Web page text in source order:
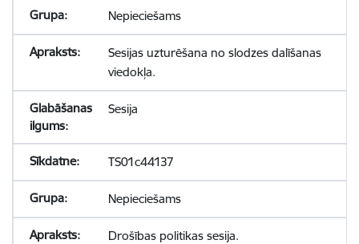
Nepieciešams
Sesijas uzturēšana no slodzes dalīšanas
viedokļa.
Sesija
TS01c44137
Nepieciešams
Drošības politikas sesija.